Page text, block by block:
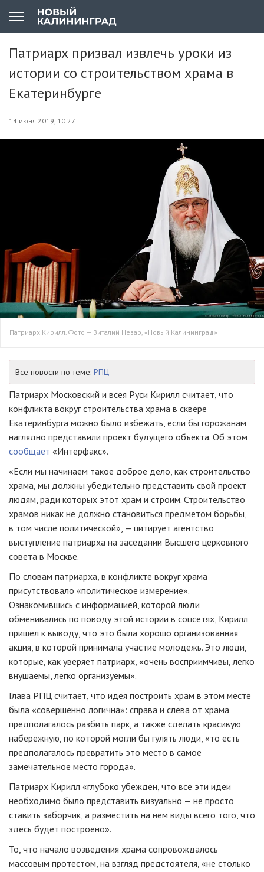
Патриарх призвал извлечь уроки из
истории со строительством храма в
Екатеринбурге
14 июня 2019, 10:27
Патриарх Кирилл. Фото — Виталий Невар, «Новый Калининград»
Все новости по теме: РПЦ
Патриарх Московский и всея Руси Кирилл считает, что
конфликта вокруг строительства храма в сквере
Екатеринбурга можно было избежать, если бы горожанам
наглядно представили проект будущего объекта. Об этом
сообщает «Интерфакс».
«Если мы начинаем такое доброе дело, как строительство
храма, мы должны убедительно представить свой проект
людям, ради которых этот храм и строим. Строительство
храмов никак не должно становиться предметом борьбы,
в том числе политической», — цитирует агентство
выступление патриарха на заседании Высшего церковного
совета в Москве.
По словам патриарха, в конфликте вокруг храма
присутствовало «политическое измерение».
Ознакомившись с информацией, которой люди
обменивались по поводу этой истории в соцсетях, Кирилл
пришел к выводу, что это была хорошо организованная
акция, в которой принимала участие молодежь. Это люди,
которые, как уверяет патриарх, «очень восприимчивы, легко
внушаемы, легко организуемы».
Глава РПЦ считает, что идея построить храм в этом месте
была «совершенно логична»: справа и слева от храма
предполагалось разбить парк, а также сделать красивую
набережную, по которой могли бы гулять люди, «то есть
предполагалось превратить это место в самое
замечательное место города».
Патриарх Кирилл «глубоко убежден, что все эти идеи
необходимо было представить визуально — не просто
ставить заборчик, а разместить на нем виды всего того, что
здесь будет построено».
То, что начало возведения храма сопровождалось
массовым протестом, на взгляд предстоятеля, «не столько